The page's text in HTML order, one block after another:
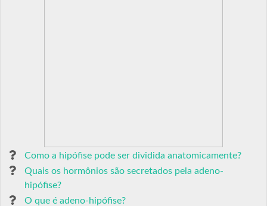
Como a hipófise pode ser dividida anatomicamente?
Quais os hormônios são secretados pela adeno-
hipófise?
O que é adeno-hipófise?